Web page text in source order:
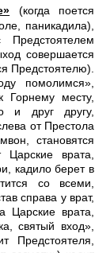
(когда поется
паникадила),
совершается
Предстоятелю).
помолимся»,
Горнему месту,
и друг другу,
от Престола
становятся
врата,
кадило берет в
со всеми,
справа у врат,
врата,
святый вход»,
Предстоятеля,